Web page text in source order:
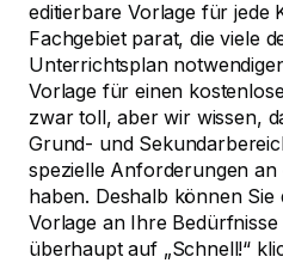
editierbare Vorlage für jede
Fachgebiet parat, die viele
Unterrichtsplan
Vorlage für einen
zwar toll, aber wir wissen,
Grund- und
spezielle Anforderungen
haben. Deshalb können
Vorlage an Ihre
überhaupt auf „Schnell!“